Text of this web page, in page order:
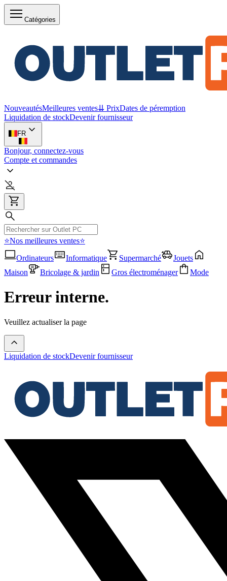
Catégories
NouveautésMeilleures ventes⇊ PrixDates de péremption
Liquidation de stockDevenir fournisseur
FR
Bonjour, connectez-vous
Compte et commandes
⭐Nos meilleures ventes⭐
Ordinateurs
Informatique Supermarché
Jouets
Maison
Bricolage & jardin Gros électroménager Mode
Erreur interne.
Veuillez actualiser la page
Liquidation de stockDevenir fournisseur